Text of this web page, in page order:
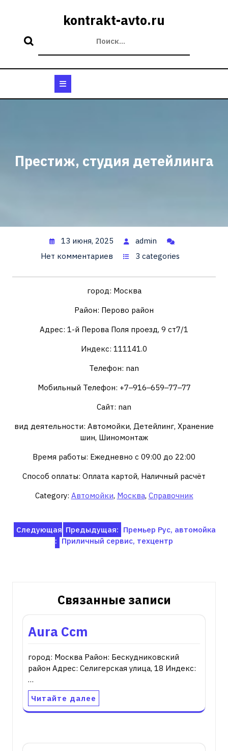
kontrakt-avto.ru
Престиж, студия детейлинга
13 июня, 2025
admin
Нет комментариев
3 categories
город: Москва
Район: Перово район
Адрес: 1-й Перова Поля проезд, 9 ст7/1
Индекс: 111141.0
Телефон: nan
Мобильный Телефон: +7‒916‒659‒77‒77
Сайт: nan
вид деятельности: Автомойки, Детейлинг, Хранение
шин, Шиномонтаж
Время работы: Ежедневно с 09:00 до 22:00
Способ оплаты: Оплата картой, Наличный расчёт
Category: Автомойки, Москва, Справочник
НавигацияПредыдущая: Премьер Рус, автомойка
Следующая
: Приличный сервис, техцентр
Связанные записи
Aura Ccm
город: Москва Район: Бескудниковский
район Адрес: Селигерская улица, 18 Индекс:
…
Читайте далее